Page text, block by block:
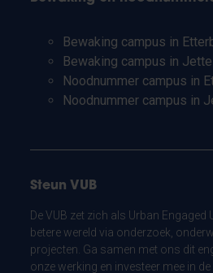
Bewaking campus in
Bewaking campus in Jette
Noodnummer campus in
Noodnummer campus in
Steun VUB
De VUB zet zich als Urban Engaged
betere wereld via onderzoek,
projecten. Ga samen met ons dit
onze werking en investeer mee in